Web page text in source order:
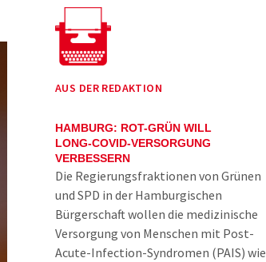
AUS DER REDAKTION
HAMBURG: ROT-GRÜN WILL
LONG-COVID-VERSORGUNG
VERBESSERN
Die Regierungsfraktionen von Grünen
und SPD in der Hamburgischen
Bürgerschaft wollen die medizinische
Versorgung von Menschen mit Post-
Acute-Infection-Syndromen (PAIS) wie